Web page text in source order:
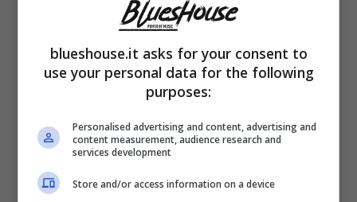
La coppia, invitata a “Uomini e Donne”
durante l’appuntamento del 2 marzo, si è
rivelata essere sul piede di guerra. Ma non a
blueshouse.it asks for your consent to
use your personal data for the following
purposes:
Personalised advertising and content, advertising and
content measurement, audience research and
services development
Store and/or access information on a device